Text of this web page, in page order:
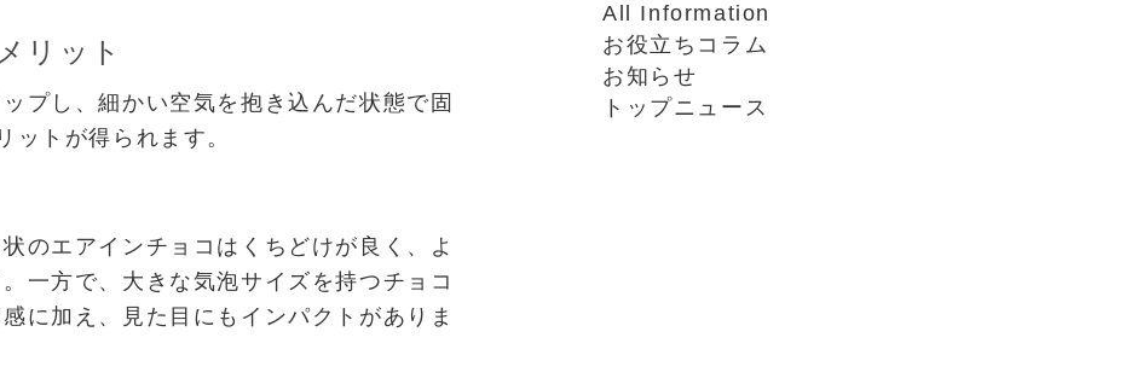
リット
プし、細かい空気を抱き込んだ状態で固
ットが得られます。
のエアインチョコはくちどけが良く、よ
一方で、大きな気泡サイズを持つチョコ
に加え、見た目にもインパクトがありま
All Information
お役立ちコラム
お知らせ
トップニュース